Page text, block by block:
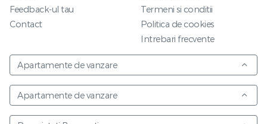
Feedback-ul tau
Contact
Termeni si conditii
Politica de cookies
Intrebari frecvente
Apartamente de vanzare
Apartamente de vanzare